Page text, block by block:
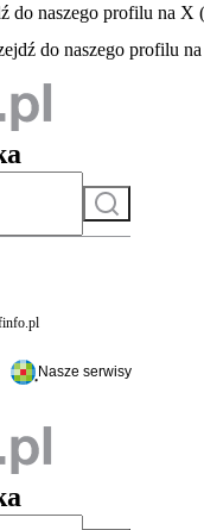
nowej karcie
do naszego profilu na X
- otwiera się w nowej karcie
do naszego profilu
Szukaj
do serwisu
się w nowej karcie
otwiera się w nowej karcie
Nasze serwisy